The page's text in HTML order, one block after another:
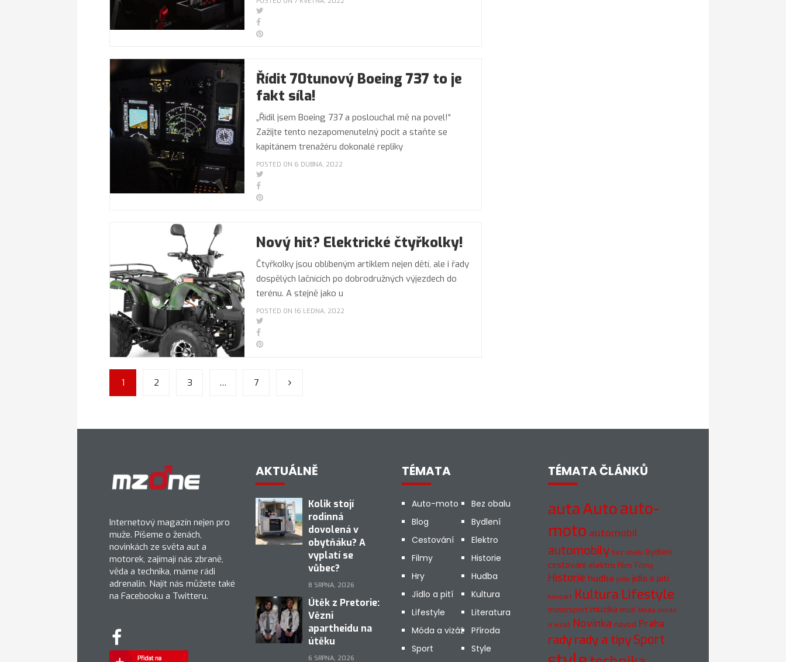
Řídit 70tunový Boeing 737 to je
fakt síla!
„Řídil jsem Boeing 737 a poslouchal mě na povel!“
Zažijte tento nezapomenutelný pocit a staňte se
kapitánem trenažéru dokonalé repliky
POSTED ON 6 DUBNA, 2022
Nový hit? Elektrické čtyřkolky!
Čtyřkolky jsou oblíbeným artiklem nejen dětí, ale i řady
dospělých lačnících po dobrodružných výjezdech do
terénu. A stejně jako u
POSTED ON 16 LEDNA, 2022
1 2 3 … 7
Internetový magazín nejen pro
muže. Píšeme o ženách,
novinkách ze světa aut a
motorek, zajímají nás zbraně,
věda a technika, máme rádi
adrenalin. Najít nás můžete také
na Facebooku a Twitteru.
AKTUÁLNĚ
Kolik stojí
rodinná
dovolená v
obytňáku? A
vyplatí se
vůbec?
8 SRPNA, 2026
Útěk z Pretorie:
Vězni
apartheidu na
útěku
6 SRPNA, 2026
TÉMATA
Auto-moto
Bez obalu
Blog
Bydlení
Cestování
Elektro
Filmy
Historie
Hry
Hudba
Jídlo a pití
Kultura
Lifestyle
Literatura
Móda a vizáž
Příroda
Sport
Style
TÉMATA ČLÁNKŮ
autaAutoauto-
moto automobil
automobily bez obalu bydlení
cestování elektro film Filmy
Historie hudba jídlo jídlo a pití
koncert Kultura Lifestyle
motorsport muzika muži Móda móda
a vizáž Novinka návod Praha
radyrady a tipySport